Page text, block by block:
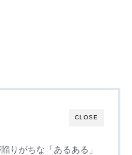
CLOSE
りがちな「あるある」